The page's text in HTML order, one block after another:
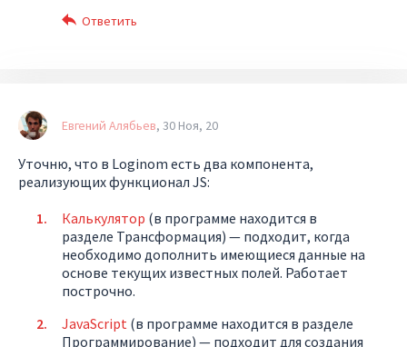
Евгений Алябьев 30 Ноя, 20
Уточню, что в Loginom есть два компонента,
реализующих функционал JS:
Калькулятор (в программе находится в
разделе Трансформация) — подходит, когда
необходимо дополнить имеющиеся данные на
основе текущих известных полей. Работает
построчно.
JavaScript (в программе находится в разделе
Программирование) — подходит для создания